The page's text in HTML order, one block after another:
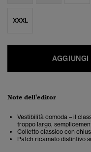
XXXL
Note dell'editor
Vestibilità comoda – il
troppo largo,
Colletto classico con
Patch ricamato distintivo